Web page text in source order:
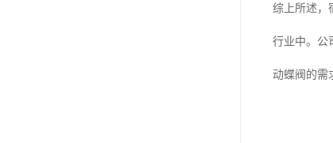
综上所述，
行业中。公
动蝶阀的需